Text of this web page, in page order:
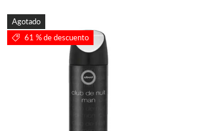
Agotado
61 % de descuento